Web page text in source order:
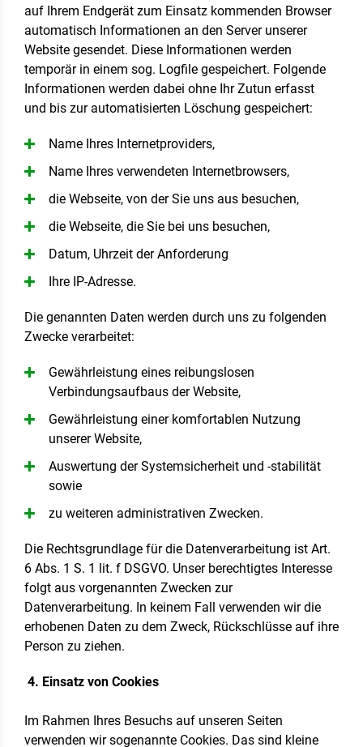
auf Ihrem Endgerät zum Einsatz kommenden Browser
automatisch Informationen an den Server unserer
Website gesendet. Diese Informationen werden
temporär in einem sog. Logfile gespeichert. Folgende
Informationen werden dabei ohne Ihr Zutun erfasst
und bis zur automatisierten Löschung gespeichert:
Name Ihres Internetproviders,
Name Ihres verwendeten Internetbrowsers,
die Webseite, von der Sie uns aus besuchen,
die Webseite, die Sie bei uns besuchen,
Datum, Uhrzeit der Anforderung
Ihre IP-Adresse.
Die genannten Daten werden durch uns zu folgenden
Zwecke verarbeitet:
Gewährleistung eines reibungslosen
Verbindungsaufbaus der Website,
Gewährleistung einer komfortablen Nutzung
unserer Website,
Auswertung der Systemsicherheit und -stabilität
sowie
zu weiteren administrativen Zwecken.
Die Rechtsgrundlage für die Datenverarbeitung ist Art.
6 Abs. 1 S. 1 lit. f DSGVO. Unser berechtigtes Interesse
folgt aus vorgenannten Zwecken zur
Datenverarbeitung. In keinem Fall verwenden wir die
erhobenen Daten zu dem Zweck, Rückschlüsse auf ihre
Person zu ziehen.
4. Einsatz von Cookies
Im Rahmen Ihres Besuchs auf unseren Seiten
verwenden wir sogenannte Cookies. Das sind kleine